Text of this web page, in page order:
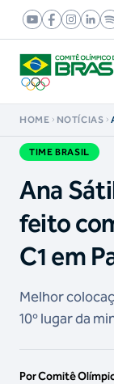
HOME NOTÍCIAS
TIME BRASIL
Ana
feito
C1 em
Melhor
10º lugar da
Por Comitê